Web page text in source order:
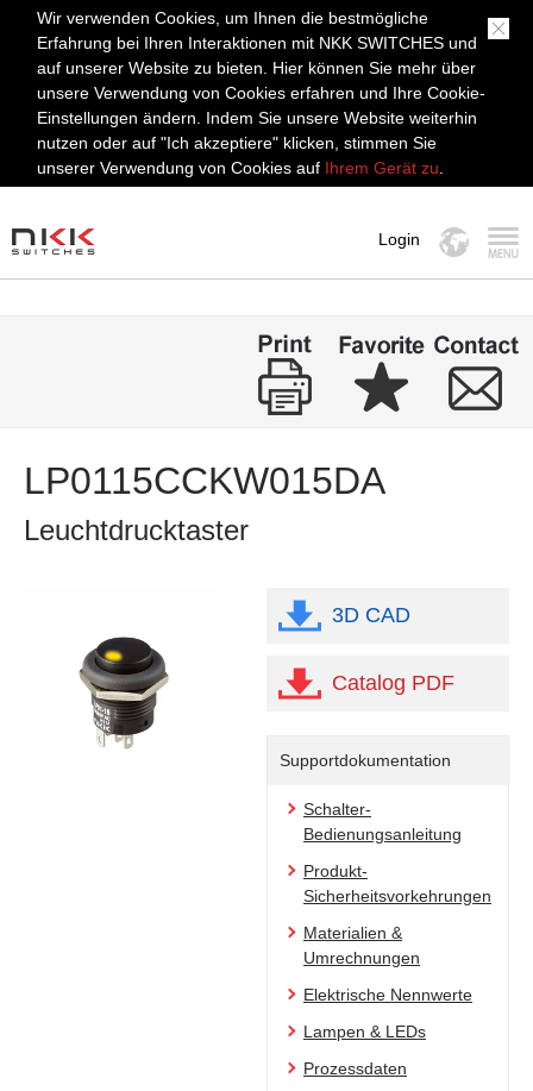
Wir verwenden Cookies, um Ihnen die bestmögliche
Erfahrung bei Ihren Interaktionen mit NKK SWITCHES und
auf unserer Website zu bieten. Hier können Sie mehr über
unsere Verwendung von Cookies erfahren und Ihre Cookie-
Einstellungen ändern. Indem Sie unsere Website weiterhin
nutzen oder auf "Ich akzeptiere" klicken, stimmen Sie
unserer Verwendung von Cookies auf Ihrem Gerät zu
Login
LP0115CCKW015DA
Leuchtdrucktaster
3D CAD
Catalog PDF
Supportdokumentation
Schalter-
Bedienungsanleitung
Produkt-
Sicherheitsvorkehrungen
Materialien &
Umrechnungen
Elektrische Nennwerte
Lampen & LEDs
Prozessdaten